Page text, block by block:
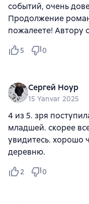
событий, очень
Продолжение
пожалеете! Автору
5 0
Сергей Ноур
15 Yanvar 2025
4 из 5. зря
младшей. скорее
увидитесь. хорошо
деревню.
2 0